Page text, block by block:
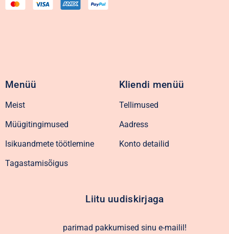
Menüü
Meist
Müügitingimused
Isikuandmete töötlemine
Tagastamisõigus
Kliendi menüü
Tellimused
Aadress
Konto detailid
Liitu uudiskirjaga
parimad pakkumised sinu e-mailil!